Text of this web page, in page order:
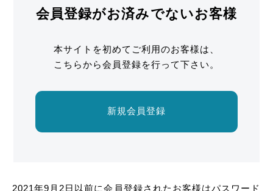
会員登録がお済みでないお客様
本サイトを初めてご利用のお客様は、
こちらから会員登録を行って下さい。
新規会員登録
2021年9月2日以前に会員登録されたお客様はパスワード